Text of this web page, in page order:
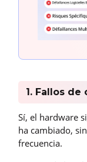
1. Fallos
Sí, el hardware
ha cambiado,
frecuencia.